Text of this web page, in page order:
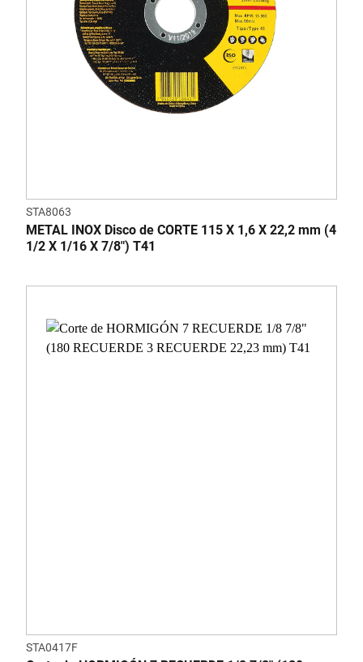
STA8063
METAL INOX Disco de CORTE 115 X 1,6 X 22,2 mm (4
1/2 X 1/16 X 7/8") T41
STA0417F